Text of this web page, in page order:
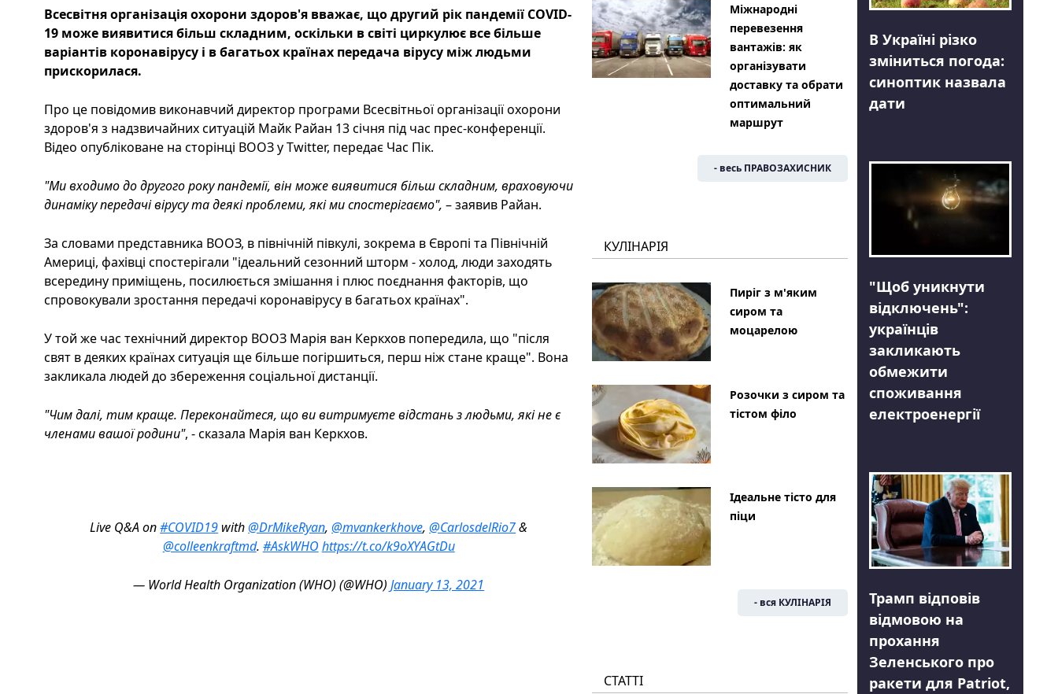
Всесвітня організація охорони здоров'я вважає, що другий рік пандемії COVID-
19 може виявитися більш складним, оскільки в світі циркулює все більше
варіантів коронавірусу і в багатьох країнах передача вірусу між людьми
прискорилася.
Про це повідомив виконавчий директор програми Всесвітньої організації охорони
здоров'я з надзвичайних ситуацій Майк Райан 13 січня під час прес-конференції.
Відео опубліковане на сторінці ВООЗ у Twitter, передає Час Пік.
"Ми входимо до другого року пандемії, він може виявитися більш складним, враховуючи
динаміку передачі вірусу та деякі проблеми, які ми спостерігаємо", – заявив Райан.
За словами представника ВООЗ, в північній півкулі, зокрема в Європі та Північній
Америці, фахівці спостерігали "ідеальний сезонний шторм - холод, люди заходять
всередину приміщень, посилюється змішання і плюс поєднання факторів, що
спровокували зростання передачі коронавірусу в багатьох країнах".
У той же час технічний директор ВООЗ Марія ван Керкхов попередила, що "після
свят в деяких країнах ситуація ще більше погіршиться, перш ніж стане краще". Вона
закликала людей до збереження соціальної дистанції.
"Чим далі, тим краще. Переконайтеся, що ви витримуєте відстань з людьми, які не є
членами вашої родини", - сказала Марія ван Керкхов.
Live Q&A on#COVID19 with@DrMikeRyan,@mvankerkhove,@CarlosdelRio7&
@colleenkraftmd. #AskWHO https://t.co/k9oXYAGtDu
— World Health Organization (WHO) (@WHO)January 13, 2021
Міжнародні
перевезення
вантажів: як
організувати
доставку та обрати
оптимальний
маршрут
- весь ПРАВОЗАХИСНИК
КУЛІНАРІЯ
Пиріг з м'яким
сиром та
моцарелою
Розочки з сиром та
тістом філо
Ідеальне тісто для
піци
- вся КУЛІНАРІЯ
СТАТТІ
В Україні різко
зміниться погода:
синоптик назвала
дати
"Щоб уникнути
відключень":
українців
закликають
обмежити
споживання
електроенергії
Трамп відповів
відмовою на
прохання
Зеленського про
ракети для Patriot,